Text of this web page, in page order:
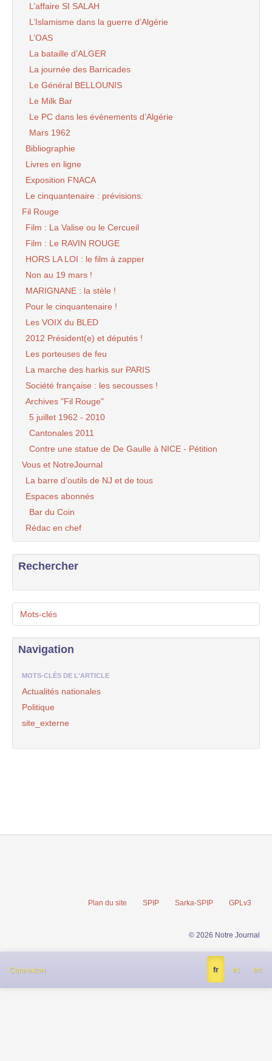
L’affaire SI SALAH
L’Islamisme dans la guerre d’Algérie
L’OAS
La bataille d’ALGER
La journée des Barricades
Le Général BELLOUNIS
Le Milk Bar
Le PC dans les évènements d’Algérie
Mars 1962
Bibliographie
Livres en ligne
Exposition FNACA
Le cinquantenaire : prévisions.
Fil Rouge
Film : La Valise ou le Cercueil
Film : Le RAVIN ROUGE
HORS LA LOI : le film à zapper
Non au 19 mars !
MARIGNANE : la stèle !
Pour le cinquantenaire !
Les VOIX du BLED
2012 Président(e) et députés !
Les porteuses de feu
La marche des harkis sur PARIS
Société française : les secousses !
Archives "Fil Rouge"
5 juillet 1962 - 2010
Cantonales 2011
Contre une statue de De Gaulle à NICE - Pétition
Vous et NotreJournal
La barre d’outils de NJ et de tous
Espaces abonnés
Bar du Coin
Rédac en chef
Rechercher
Mots-clés
Navigation
MOTS-CLÉS DE L'ARTICLE
Actualités nationales
Politique
site_externe
Plan du site SPIP Sarka-SPIP GPLv3
© 2026 Notre Journal
Connexion fr es en